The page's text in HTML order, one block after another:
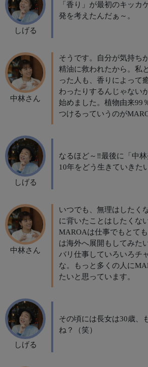
しげる
「香り」が最初のキッカ
発を考えたんだぁ～。
中林さん
そうです。自分が気持ち
精油に救われたから。私
った人も、香りによって
わったりするんじゃない
始めました。植物由来99
つけるっていうのが
しげる
なるほど～‼最後に「中
10年をどう生きていきた
中林さん
いつでも、無理はしたく
に背いたことはしたくな
MAROAは仕事でもとて
は海外へ展開もしてみた
バリ仕事していろいろチ
な。もっと多くの人に
たいと思っています。
しげる
その頃には長女は30歳、
ね？（笑）